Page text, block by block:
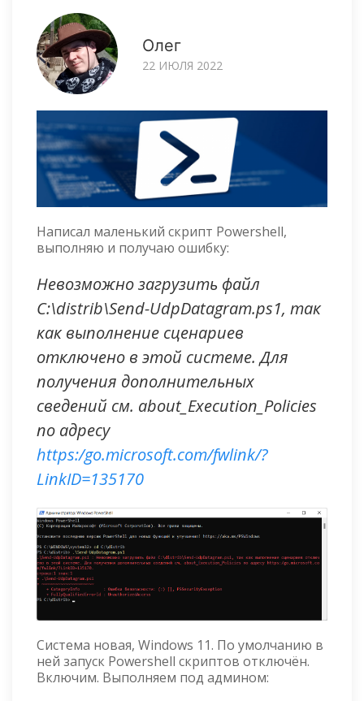
Олег
22 ИЮЛЯ 2022
Написал маленький скрипт Powershell,
выполняю и получаю ошибку:
Невозможно загрузить файл
C:\distrib\Send-UdpDatagram.ps1, так
как выполнение сценариев
отключено в этой системе. Для
получения дополнительных
сведений см. about_Execution_Policies
по адресу
https:/go.microsoft.com/fwlink/?
LinkID=135170
Система новая, Windows 11. По умолчанию в
ней запуск Powershell скриптов отключён.
Включим. Выполняем под админом: